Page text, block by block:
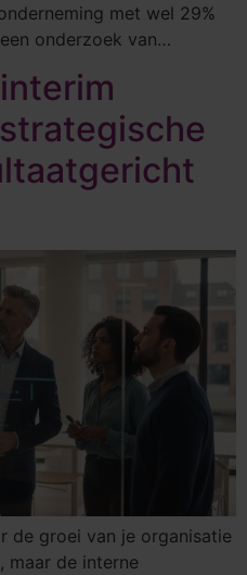
met wel 29%
onderzoek van…
de groei van je organisatie
maar de interne